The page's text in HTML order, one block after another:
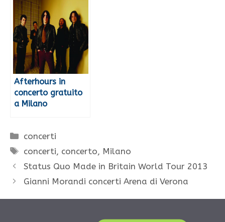
Afterhours in
concerto gratuito
a Milano
Categorie
concerti
Tag
concerti, concerto, Milano
Status Quo Made in Britain World Tour 2013
Gianni Morandi concerti Arena di Verona